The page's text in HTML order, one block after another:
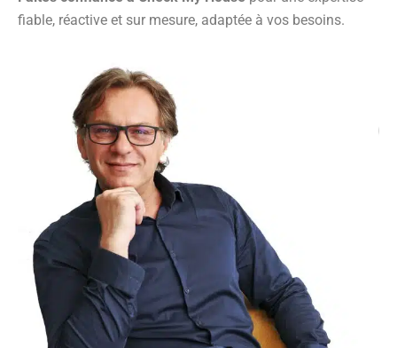
fiable, réactive et sur mesure, adaptée à vos besoins.